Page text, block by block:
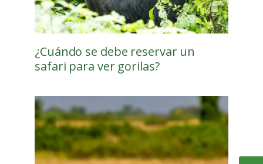
¿Cuándo se debe reservar un
safari para ver gorilas?